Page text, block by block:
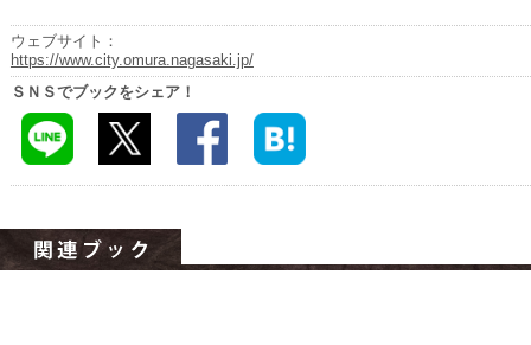
ウェブサイト：
https://www.city.omura.nagasaki.jp/
ＳＮＳでブックをシェア！
小・中学校ナビ
いきebooks
ながよebooks
おおむらebooks
みなみしまばらebooks